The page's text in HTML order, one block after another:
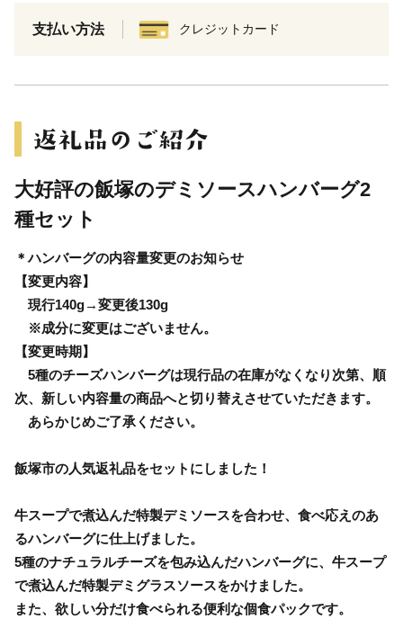
支払い方法 クレジットカード
大好評の飯塚のデミソースハンバーグ2
種セット
＊ハンバーグの内容量変更のお知らせ
【変更内容】
現行140g→変更後130g
※成分に変更はございません。
【変更時期】
5種のチーズハンバーグは現行品の在庫がなくなり次第、順
次、新しい内容量の商品へと切り替えさせていただきます。
あらかじめご了承ください。
飯塚市の人気返礼品をセットにしました！
牛スープで煮込んだ特製デミソースを合わせ、食べ応えのあ
るハンバーグに仕上げました。
5種のナチュラルチーズを包み込んだハンバーグに、牛スープ
で煮込んだ特製デミグラスソースをかけました。
また、欲しい分だけ食べられる便利な個食パックです。